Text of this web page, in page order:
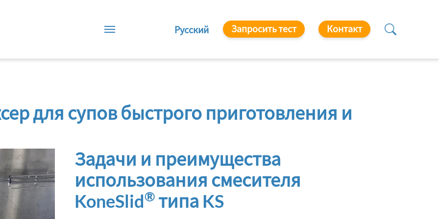
Русский Запросить тест Контакт
для супов быстрого приготовления и
Задачи и преимущества
использования смесителя
KoneSlid® типа KS